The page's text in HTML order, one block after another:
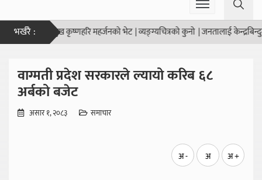
भर्खरै :
नगर प्रमुख कृष्णहरि महर्जनको भेट |व्यङ्ग्यचित्रको कुनो |जनतालाई केन्द्रबिन्दुमा
वाग्मती प्रदेश सरकारले ल्यायो करिब ६८
अर्बको बजेट
असार १, २०८३ समाचार
अ - अ अ +